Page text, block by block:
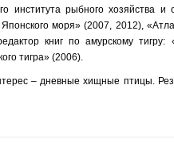
института рыбного хозяйства и
моря» (2007, 2012),
книг по амурскому тигру:
тигра» (2006).
– дневные хищные птицы.